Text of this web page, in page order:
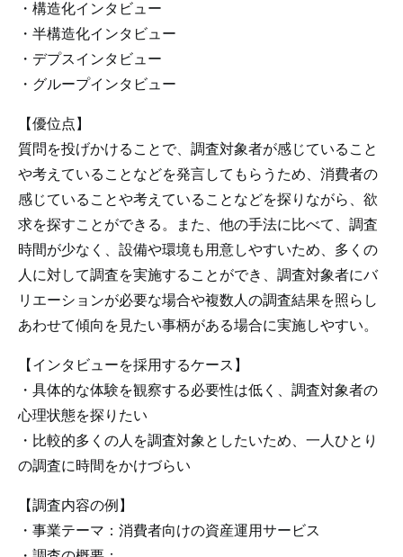
・構造化インタビュー
・半構造化インタビュー
・デプスインタビュー
・グループインタビュー
【優位点】
質問を投げかけることで、調査対象者が感じていること
や考えていることなどを発言してもらうため、消費者の
感じていることや考えていることなどを探りながら、欲
求を探すことができる。また、他の手法に比べて、調査
時間が少なく、設備や環境も用意しやすいため、多くの
人に対して調査を実施することができ、調査対象者にバ
リエーションが必要な場合や複数人の調査結果を照らし
あわせて傾向を見たい事柄がある場合に実施しやすい。
【インタビューを採用するケース】
・具体的な体験を観察する必要性は低く、調査対象者の
心理状態を探りたい
・比較的多くの人を調査対象としたいため、一人ひとり
の調査に時間をかけづらい
【調査内容の例】
・事業テーマ：消費者向けの資産運用サービス